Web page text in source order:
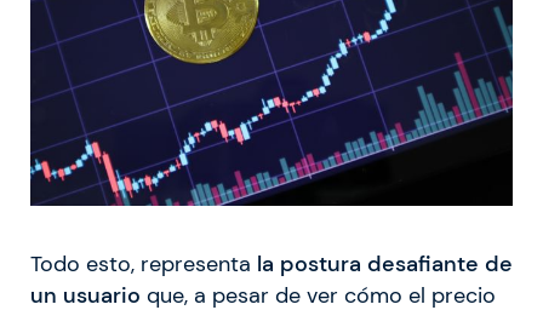
Todo esto, representa la postura desafiante de
un usuario que, a pesar de ver cómo el precio